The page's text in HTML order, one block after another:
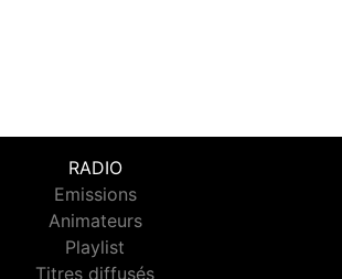
RADIO
Emissions
Animateurs
Playlist
Titres diffusés